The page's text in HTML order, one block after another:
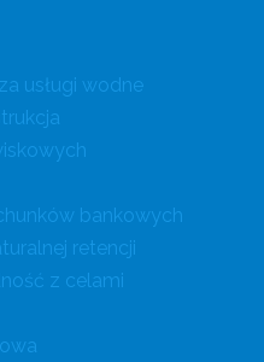
usługi wodne
bankowych
retencji
z celami